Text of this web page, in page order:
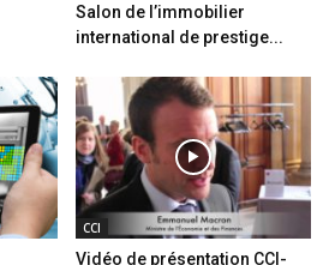
Salon de l’immobilier
international de prestige...
CCI
Vidéo de présentation CCI-